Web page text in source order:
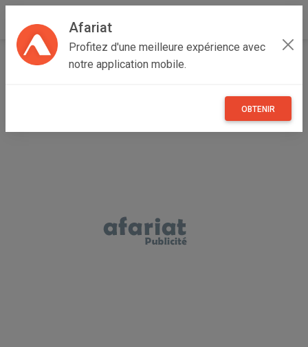
Afariat
Profitez d'une meilleure expérience avec
notre application mobile.
OBTENIR
Accueil Annonceur nouira